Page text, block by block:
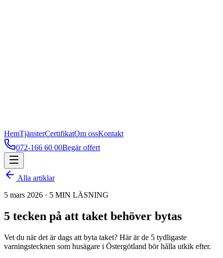
HemTjänsterCertifikatOm ossKontakt
072-166 60 00Begär offert
Alla artiklar
5 mars 2026 · 5 MIN LÄSNING
5 tecken på att taket behöver bytas
Vet du när det är dags att byta taket? Här är de 5 tydligaste
varningstecknen som husägare i Östergötland bör hålla utkik efter.